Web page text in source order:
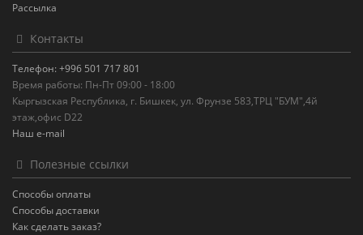
Рассылка
Контакты
Телефон: +996 501 717 801
Время работы: Пн-Пт 09:00 - 18:00
Кыргызская Республика, г. Бишкек, ул. Фрунзе 583,ТРЦ "БУМ",4й
этаж,офис D22
Наш e-mail
Полезные ссылки
Способы оплаты
Способы доставки
Как сделать заказ?